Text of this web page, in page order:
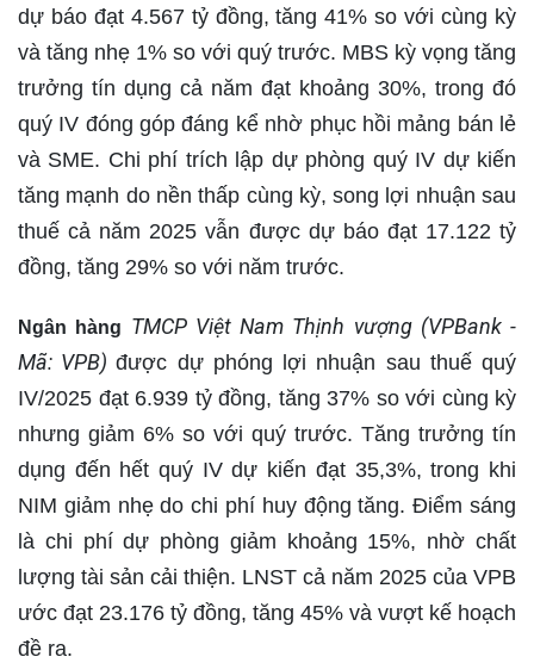
dự báo đạt 4.567 tỷ đồng, tăng 41% so với cùng kỳ
và tăng nhẹ 1% so với quý trước. MBS kỳ vọng tăng
trưởng tín dụng cả năm đạt khoảng 30%, trong đó
quý IV đóng góp đáng kể nhờ phục hồi mảng bán lẻ
và SME. Chi phí trích lập dự phòng quý IV dự kiến
tăng mạnh do nền thấp cùng kỳ, song lợi nhuận sau
thuế cả năm 2025 vẫn được dự báo đạt 17.122 tỷ
đồng, tăng 29% so với năm trước.
Ngân hàng TMCP Việt Nam Thịnh vượng (VPBank -
Mã: VPB)được dự phóng lợi nhuận sau thuế quý
IV/2025 đạt 6.939 tỷ đồng, tăng 37% so với cùng kỳ
nhưng giảm 6% so với quý trước. Tăng trưởng tín
dụng đến hết quý IV dự kiến đạt 35,3%, trong khi
NIM giảm nhẹ do chi phí huy động tăng. Điểm sáng
là chi phí dự phòng giảm khoảng 15%, nhờ chất
lượng tài sản cải thiện. LNST cả năm 2025 của VPB
ước đạt 23.176 tỷ đồng, tăng 45% và vượt kế hoạch
đề ra.